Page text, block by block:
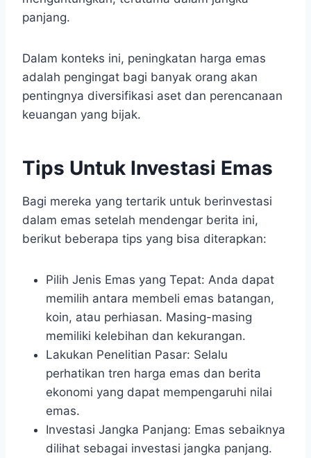
panjang.
Dalam konteks ini, peningkatan harga emas
adalah pengingat bagi banyak orang akan
pentingnya diversifikasi aset dan perencanaan
keuangan yang bijak.
Tips Untuk Investasi Emas
Bagi mereka yang tertarik untuk berinvestasi
dalam emas setelah mendengar berita ini,
berikut beberapa tips yang bisa diterapkan:
Pilih Jenis Emas yang Tepat: Anda dapat
memilih antara membeli emas batangan,
koin, atau perhiasan. Masing-masing
memiliki kelebihan dan kekurangan.
Lakukan Penelitian Pasar: Selalu
perhatikan tren harga emas dan berita
ekonomi yang dapat mempengaruhi nilai
emas.
Investasi Jangka Panjang: Emas sebaiknya
dilihat sebagai investasi jangka panjang.